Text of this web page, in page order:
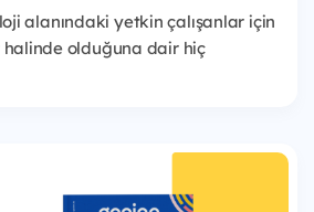
alanındaki yetkin çalışanlar için
olduğuna dair hiç